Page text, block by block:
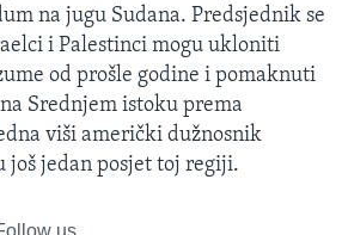
na jugu Sudana. Predsjednik se
i Palestinci mogu ukloniti
od prošle godine i pomaknuti
Srednjem istoku prema
viši američki dužnosnik
još jedan posjet toj regiji.